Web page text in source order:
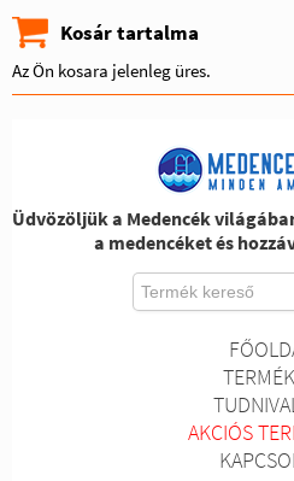
Kosár tartalma
Az Ön kosara jelenleg üres.
Üdvözöljük a Medencék
a medencéket és
AKCIÓS